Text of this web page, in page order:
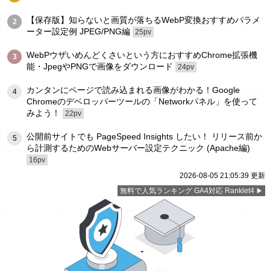
2
【保存版】知らないと画質が落ちるWebP変換おすすめパラメ
ーター設定例 JPEG/PNG編 25pv
3
WebPウザいめんどくさいという方におすすめChrome拡張機
能・JpegやPNGで画像をダウンロード
24pv
4
カンタンにページで読み込まれる画像がわかる！Google
Chromeのデベロッパーツールの「Networkパネル」を使って
みよう！
22pv
5
公開前サイトでも PageSpeed Insights したい！ リリース前か
ら計測するためのWebサーバー設定テクニック (Apache編)
16pv
2026-08-05 21:05:39 更新
無料で人気ランキング GA4対応 Ranklet4